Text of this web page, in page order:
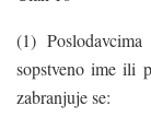
(1)
sopstveno ime ili
zabranjuje se: